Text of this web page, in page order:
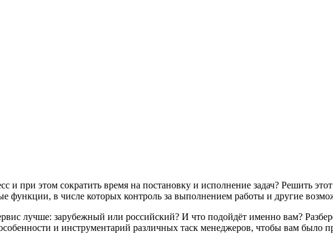
и при этом сократить время на постановку и исполнение задач? Решить
функции, в числе которых контроль за выполнением работы и другие
лучше: зарубежный или российский? И что подойдёт именно вам?
и инструментарий различных таск менеджеров, чтобы вам было